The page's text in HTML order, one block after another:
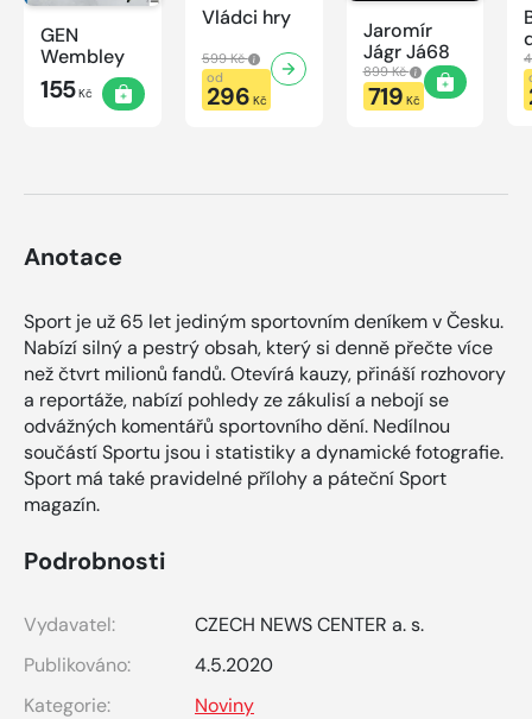
GEN
Wembley
155Kč
Vládci hry
599 Kč
od
296 Kč
Jaromír
Jágr Já68
899 Kč
719 Kč
Anotace
Sport je už 65 let jediným sportovním deníkem v Česku.
Nabízí silný a pestrý obsah, který si denně přečte více
než čtvrt milionů fandů. Otevírá kauzy, přináší rozhovory
a reportáže, nabízí pohledy ze zákulisí a nebojí se
odvážných komentářů sportovního dění. Nedílnou
součástí Sportu jsou i statistiky a dynamické fotografie.
Sport má také pravidelné přílohy a páteční Sport
magazín.
Podrobnosti
Vydavatel:
CZECH NEWS CENTER a. s.
Publikováno:
4.5.2020
Kategorie:
Noviny